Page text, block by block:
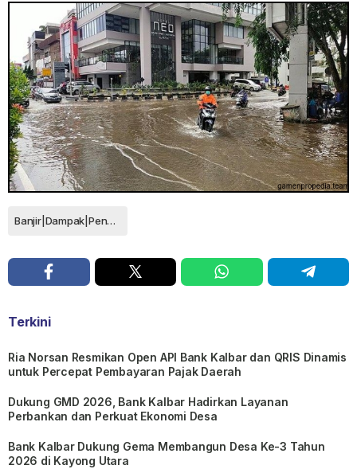
Banjir|Dampak|Penyebab|Upaya Penanggulangan
Terkini
Ria Norsan Resmikan Open API Bank Kalbar dan QRIS Dinamis
untuk Percepat Pembayaran Pajak Daerah
Dukung GMD 2026, Bank Kalbar Hadirkan Layanan
Perbankan dan Perkuat Ekonomi Desa
Bank Kalbar Dukung Gema Membangun Desa Ke-3 Tahun
2026 di Kayong Utara